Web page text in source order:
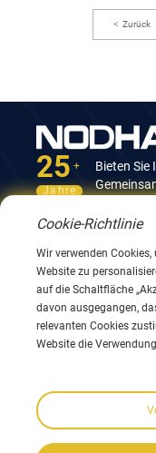
Zurück
25 +
Jahre
Bieten Sie
Kontaktieren Sie
12. Gebäude, Nr.
0086 510 8580
0086 152 5144
Cookie-Richtlinie
Wir verwenden
Website zu
auf die Schaltfläche
davon ausgegangen,
relevanten Cookies
Website die